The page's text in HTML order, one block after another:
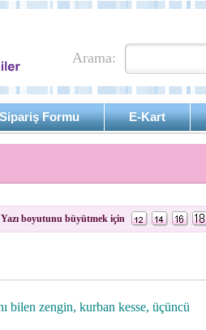
Arama:
Formu E-Kart
Yazı boyutunu büyütmek için
bilen zengin, kurban kesse, üçüncü